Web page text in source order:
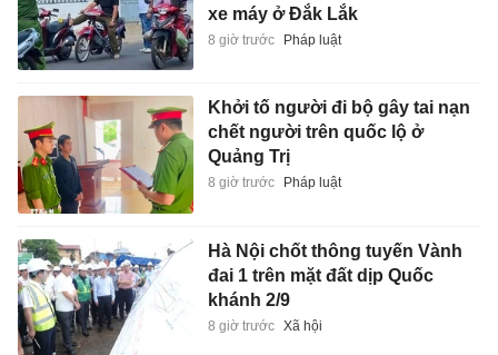
xe máy ở Đắk Lắk
8 giờ trước Pháp luật
Khởi tố người đi bộ gây tai nạn
chết người trên quốc lộ ở
Quảng Trị
8 giờ trước Pháp luật
Hà Nội chốt thông tuyến Vành
đai 1 trên mặt đất dịp Quốc
khánh 2/9
8 giờ trước Xã hội